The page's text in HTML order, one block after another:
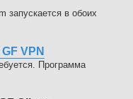
запускается в обоих
VPN
Программа